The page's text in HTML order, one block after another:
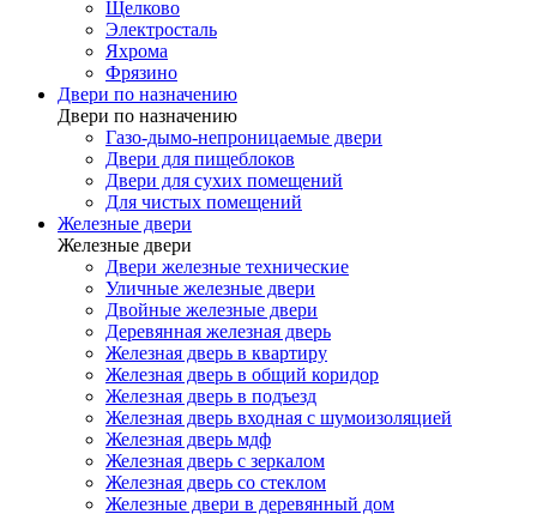
Щелково
Электросталь
Яхрома
Фрязино
Двери по назначению
Двери по назначению
Газо-дымо-непроницаемые двери
Двери для пищеблоков
Двери для сухих помещений
Для чистых помещений
Железные двери
Железные двери
Двери железные технические
Уличные железные двери
Двойные железные двери
Деревянная железная дверь
Железная дверь в квартиру
Железная дверь в общий коридор
Железная дверь в подъезд
Железная дверь входная с шумоизоляцией
Железная дверь мдф
Железная дверь с зеркалом
Железная дверь со стеклом
Железные двери в деревянный дом